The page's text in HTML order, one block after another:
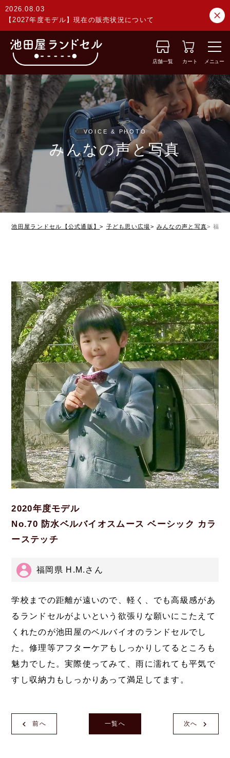
2026.08.03
【2027年度モデル】現在の販売状況について
店舗一覧 カート メニュー
VOICE & PHOTO
みんなの声と写真
池田屋ランドセル【公式通販】 子ども思い広場 みんなの声と写真 福岡
2020年度モデル
No.70 防水ベルバイオスムース ベーシック カラ
ーステッチ
福岡県 H.M.さん
学校までの距離が遠いので、軽く、でも高級感があ
るランドセルがよいという欲張りな願いにこたえて
くれたのが池田屋のベルバイオのランドセルでし
た。修理等アフターケアもしっかりしてるところも
魅力でした。実際使ってみて、雨に濡れても平気で
すし収納力もしっかりあって満足してます。
前へ 次へ
一覧へ